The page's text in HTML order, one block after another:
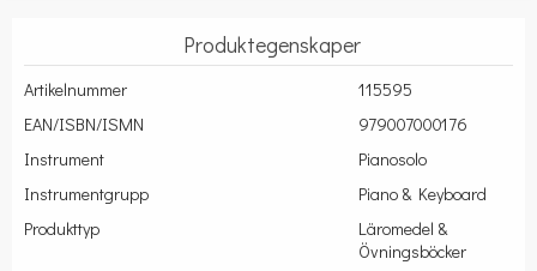
Produktegenskaper
Artikelnummer
115595
EAN/ISBN/ISMN
979007000176
Instrument
Pianosolo
Instrumentgrupp
Piano & Keyboard
Produkttyp
Läromedel &
Övningsböcker